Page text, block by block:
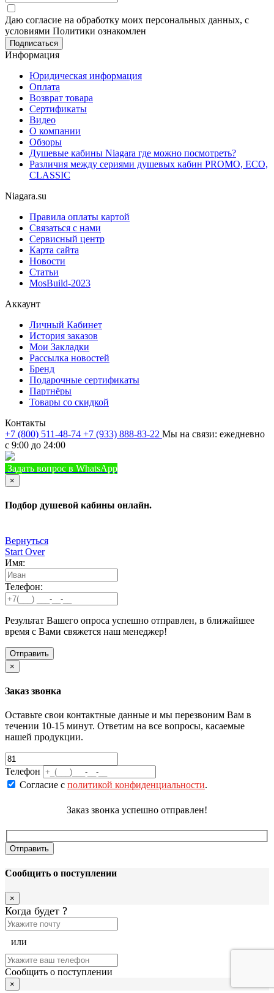
Даю согласие на обработку моих персональных данных, с
условиями Политики ознакомлен
Информация
Юридическая информация
Оплата
Возврат товара
Сертификаты
Видео
О компании
Обзоры
Душевые кабины Niagara где можно посмотреть?
Различия между сериями душевых кабин PROMO, ECO,
CLASSIC
Niagara.su
Правила оплаты картой
Связаться с нами
Сервисный центр
Карта сайта
Новости
Статьи
MosBuild-2023
Аккаунт
Личный Кабинет
История заказов
Мои Закладки
Рассылка новостей
Бренд
Подарочные сертификаты
Партнёры
Товары со скидкой
Контакты
+7 (800) 511-48-74 +7 (933) 888-83-22 Мы на связи: ежедневно
с 9:00 до 24:00
Задать вопрос в WhatsApp
×
Подбор душевой кабины онлайн.
Вернуться
Start Over
Имя:
Телефон:
Результат Вашего опроса успешно отправлен, в ближайшее
время с Вами свяжется наш менеджер!
×
Заказ звонка
Оставьте свои контактные данные и мы перезвоним Вам в
течении 10-15 минут. Ответим на все вопросы, касаемые
нашей продукции.
Телефон
Согласие с политикой конфиденциальности.
Заказ звонка успешно отправлен!
Сообщить о поступлении
×
Когда будет ?
или
Сообщить о поступлении
×